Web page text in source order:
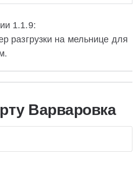
1.1.9:
разгрузки на мельнице для
Варваровка